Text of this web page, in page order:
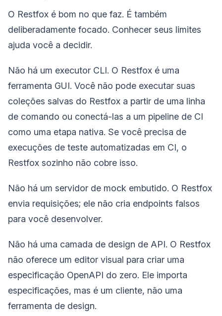
O Restfox é bom no que faz. É também
deliberadamente focado. Conhecer seus limites
ajuda você a decidir.
Não há um executor CLI. O Restfox é uma
ferramenta GUI. Você não pode executar suas
coleções salvas do Restfox a partir de uma linha
de comando ou conectá-las a um pipeline de CI
como uma etapa nativa. Se você precisa de
execuções de teste automatizadas em CI, o
Restfox sozinho não cobre isso.
Não há um servidor de mock embutido. O Restfox
envia requisições; ele não cria endpoints falsos
para você desenvolver.
Não há uma camada de design de API. O Restfox
não oferece um editor visual para criar uma
especificação OpenAPI do zero. Ele importa
especificações, mas é um cliente, não uma
ferramenta de design.